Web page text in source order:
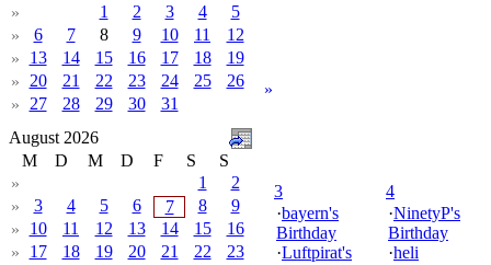
»
1 2 3 4
5
»
6 7 8 9 10 11
12
»
13 14 15 16 17 18
19
»
20 21 22 23 24 25
26
»
27 28 29 30
31
August 2026
M
D M D F S
S
»
1
2
»
3 4 5 6 7 8
9
»
10 11 12 13 14 15
16
»
17 18 19 20 21 22
23
»
3
·bayern's
Birthday
·Luftpirat's
4
·NinetyP's
Birthday
·heli